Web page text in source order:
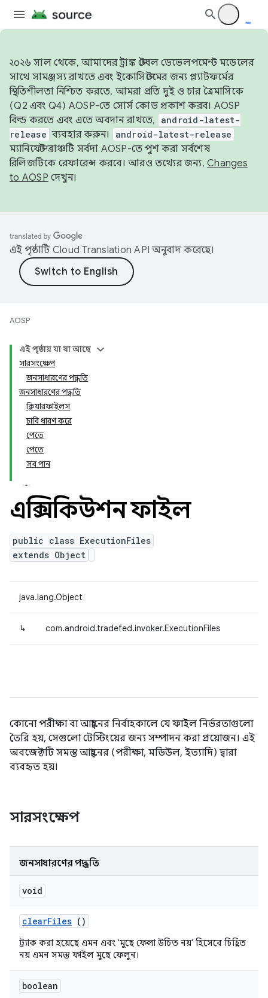
২০২৬ সাল থেকে, আমাদের ট্রাঙ্ক স্টেবল ডেভেলপমেন্ট মডেলের
সাথে সামঞ্জস্য রাখতে এবং ইকোসিস্টেমের জন্য প্ল্যাটফর্মের
স্থিতিশীলতা নিশ্চিত করতে, আমরা প্রতি দুই ও চার ত্রৈমাসিকে
(Q2 এবং Q4) AOSP-তে সোর্স কোড প্রকাশ করব। AOSP
বিল্ড করতে এবং এতে অবদান রাখতে,
android-latest-
release ব্যবহার করুন। android-latest-release
ম্যানিফেস্ট ব্রাঞ্চটি সর্বদা AOSP-তে পুশ করা সর্বশেষ
রিলিজটিকে রেফারেন্স করবে। আরও তথ্যের জন্য, Changes
to AOSP দেখুন।
এই পৃষ্ঠাটি Cloud Translation API অনুবাদ করেছে।
AOSP
এই পৃষ্ঠায় যা যা আছে
সারসংক্ষেপ
জনসাধারণের পদ্ধতি
জনসাধারণের পদ্ধতি
ক্লিয়ারফাইলস
চাবি ধারণ করে
পেতে
পেতে
সব পান
এক্সিকিউশন ফাইল
public class ExecutionFiles
extends Object
java.lang.Object
↳ com.android.tradefed.invoker.ExecutionFiles
কোনো পরীক্ষা বা আহ্বানের নির্বাহকালে যে ফাইল নির্ভরতাগুলো
তৈরি হয়, সেগুলো টেস্টিংয়ের জন্য সম্পাদন করা প্রয়োজন। এই
অবজেক্টটি সমস্ত আহ্বানের (পরীক্ষা, মডিউল, ইত্যাদি) দ্বারা
ব্যবহৃত হয়।
সারসংক্ষেপ
জনসাধারণের পদ্ধতি
void
clearFiles ()
ট্র্যাক করা হয়েছে এমন এবং 'মুছে ফেলা উচিত নয়' হিসেবে চিহ্নিত
নয় এমন সমস্ত ফাইল মুছে ফেলুন।
boolean